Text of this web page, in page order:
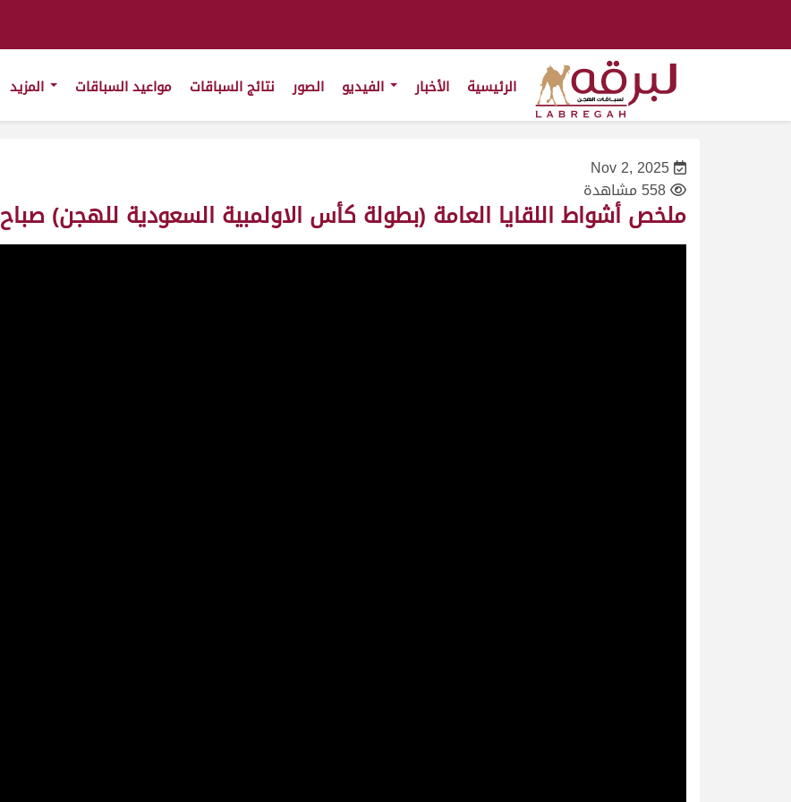
الرئيسية الأخبار الصور نتائج السباقات مواعيد السباقات
Nov 2, 2025
558 مشاهدة
ملخص أشواط اللقايا العامة (بطولة كأس الاولمبية السعودية للهجن) صباح 02-11-2025